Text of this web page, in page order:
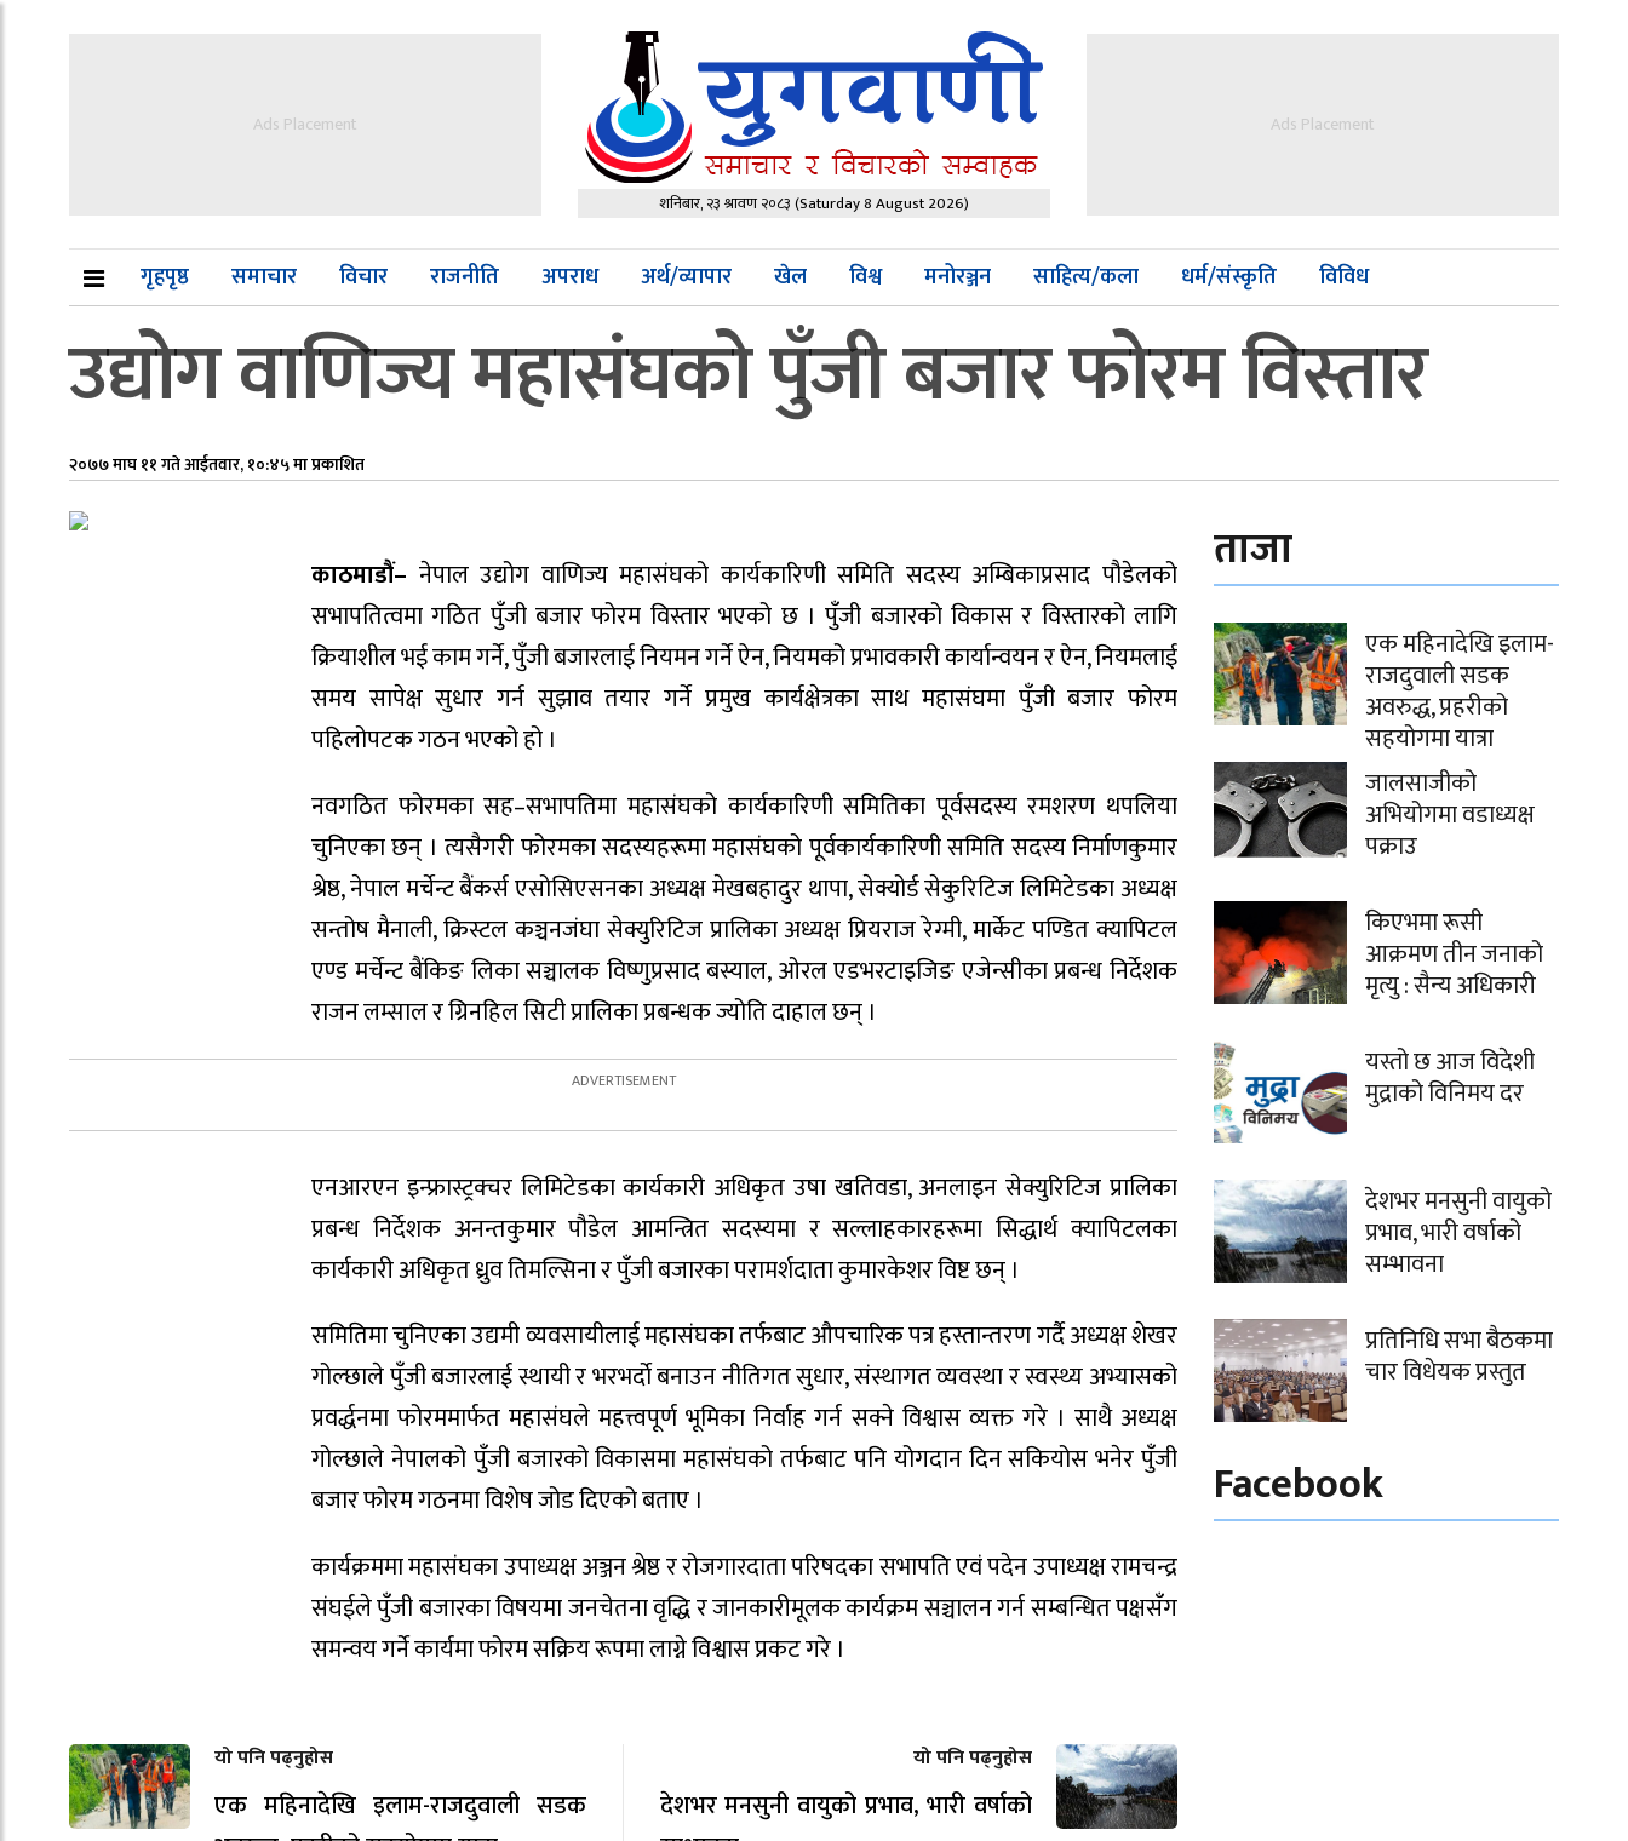
Ads Placement
शनिबार, २३ श्रावण २०८३(Saturday 8 August 2026)
Ads Placement
गृहपृष्ठ समाचार विचार राजनीति अपराध अर्थ/व्यापार खेल विश्व मनोरञ्जन साहित्य/कला धर्म/संस्कृति विविध
उद्योग वाणिज्य महासंघको पुँजी बजार फोरम विस्तार
२०७७ माघ ११ गते आईतवार, १०:४५ मा प्रकाशित
काठमाडौं– नेपाल उद्योग वाणिज्य महासंघको कार्यकारिणी समिति सदस्य अम्बिकाप्रसाद पौडेलको
सभापतित्वमा गठित पुँजी बजार फोरम विस्तार भएको छ । पुँजी बजारको विकास र विस्तारको लागि
क्रियाशील भई काम गर्ने, पुँजी बजारलाई नियमन गर्ने ऐन, नियमको प्रभावकारी कार्यान्वयन र ऐन, नियमलाई
समय सापेक्ष सुधार गर्न सुझाव तयार गर्ने प्रमुख कार्यक्षेत्रका साथ महासंघमा पुँजी बजार फोरम
पहिलोपटक गठन भएको हो ।
नवगठित फोरमका सह–सभापतिमा महासंघको कार्यकारिणी समितिका पूर्वसदस्य रमशरण थपलिया
चुनिएका छन् । त्यसैगरी फोरमका सदस्यहरूमा महासंघको पूर्वकार्यकारिणी समिति सदस्य निर्माणकुमार
श्रेष्ठ, नेपाल मर्चेन्ट बैंकर्स एसोसिएसनका अध्यक्ष मेखबहादुर थापा, सेक्योर्ड सेकुरिटिज लिमिटेडका अध्यक्ष
सन्तोष मैनाली, क्रिस्टल कञ्चनजंघा सेक्युरिटिज प्रालिका अध्यक्ष प्रियराज रेग्मी, मार्केट पण्डित क्यापिटल
एण्ड मर्चेन्ट बैंकिङ लिका सञ्चालक विष्णुप्रसाद बस्याल, ओरल एडभरटाइजिङ एजेन्सीका प्रबन्ध निर्देशक
राजन लम्साल र ग्रिनहिल सिटी प्रालिका प्रबन्धक ज्योति दाहाल छन् ।
एनआरएन इन्फ्रास्ट्रक्चर लिमिटेडका कार्यकारी अधिकृत उषा खतिवडा, अनलाइन सेक्युरिटिज प्रालिका
प्रबन्ध निर्देशक अनन्तकुमार पौडेल आमन्त्रित सदस्यमा र सल्लाहकारहरूमा सिद्धार्थ क्यापिटलका
कार्यकारी अधिकृत ध्रुव तिमल्सिना र पुँजी बजारका परामर्शदाता कुमारकेशर विष्ट छन् ।
समितिमा चुनिएका उद्यमी व्यवसायीलाई महासंघका तर्फबाट औपचारिक पत्र हस्तान्तरण गर्दै अध्यक्ष शेखर
गोल्छाले पुँजी बजारलाई स्थायी र भरभर्दाे बनाउन नीतिगत सुधार, संस्थागत व्यवस्था र स्वस्थ्य अभ्यासको
प्रवर्द्धनमा फोरममार्फत महासंघले महत्त्वपूर्ण भूमिका निर्वाह गर्न सक्ने विश्वास व्यक्त गरे । साथै अध्यक्ष
गोल्छाले नेपालको पुँजी बजारको विकासमा महासंघको तर्फबाट पनि योगदान दिन सकियोस भनेर पुँजी
बजार फोरम गठनमा विशेष जोड दिएको बताए ।
कार्यक्रममा महासंघका उपाध्यक्ष अञ्जन श्रेष्ठ र रोजगारदाता परिषदका सभापति एवं पदेन उपाध्यक्ष रामचन्द्र
संघईले पुँजी बजारका विषयमा जनचेतना वृद्धि र जानकारीमूलक कार्यक्रम सञ्चालन गर्न सम्बन्धित पक्षसँग
समन्वय गर्ने कार्यमा फोरम सक्रिय रूपमा लाग्ने विश्वास प्रकट गरे ।
यो पनि पढ्नुहोस
एक महिनादेखि इलाम-राजदुवाली सडक
यो पनि पढ्नुहोस
देशभर मनसुनी वायुको प्रभाव, भारी वर्षाको
ताजा
एक महिनादेखि इलाम-
राजदुवाली सडक
अवरुद्ध, प्रहरीको
सहयोगमा यात्रा
जालसाजीको
अभियोगमा वडाध्यक्ष
पक्राउ
किएभमा रूसी
आक्रमण तीन जनाको
मृत्यु : सैन्य अधिकारी
यस्तो छ आज विदेशी
मुद्राको विनिमय दर
देशभर मनसुनी वायुको
प्रभाव, भारी वर्षाको
सम्भावना
प्रतिनिधि सभा बैठकमा
चार विधेयक प्रस्तुत
Facebook